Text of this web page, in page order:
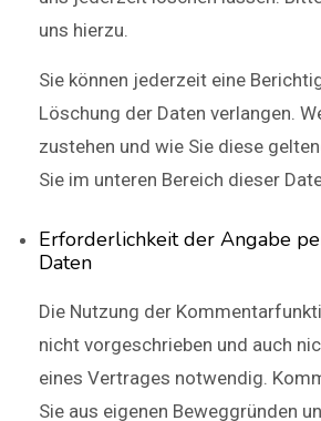
uns hierzu.
Sie können jederzeit eine
Löschung der Daten verlangen.
zustehen und wie Sie diese
Sie im unteren Bereich dieser
Erforderlichkeit der Angabe
Daten
Die Nutzung der
nicht vorgeschrieben und auch
eines Vertrages notwendig.
Sie aus eigenen Beweggründen